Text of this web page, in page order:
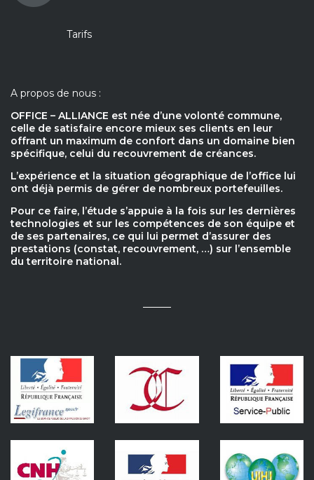
Tarifs
A propos de nous :
OFFICE – ALLIANCE est née d’une volonté commune,
celle de satisfaire encore mieux ses clients en leur
offrant un maximum de confort dans un domaine bien
spécifique, celui du recouvrement de créances.
L’expérience et la situation géographique de l’office lui
ont déjà permis de gérer de nombreux portefeuilles.
Pour ce faire, l’étude s’appuie à la fois sur les dernières
technologies et sur les compétences de son équipe et
de ses partenaires, ce qui lui permet d’assurer des
prestations (constat, recouvrement, …) sur l’ensemble
du territoire national.